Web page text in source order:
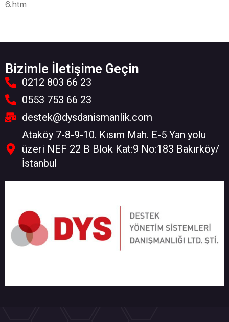
6.htm
Bizimle İletişime Geçin
0212 803 66 23
0553 753 66 23
destek@dysdanismanlik.com
Ataköy 7-8-9-10. Kısım Mah. E-5 Yan yolu
üzeri NEF 22 B Blok Kat:9 No:183 Bakırköy/
İstanbul